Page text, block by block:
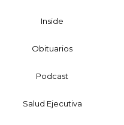
Inside
Obituarios
Podcast
Salud Ejecutiva